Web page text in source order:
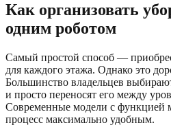
Как организовать
одним роботом
Самый простой способ —
для каждого этажа. Однако это
Большинство владельцев
и просто переносят его между
Современные модели с функцией
процесс максимально удобным.